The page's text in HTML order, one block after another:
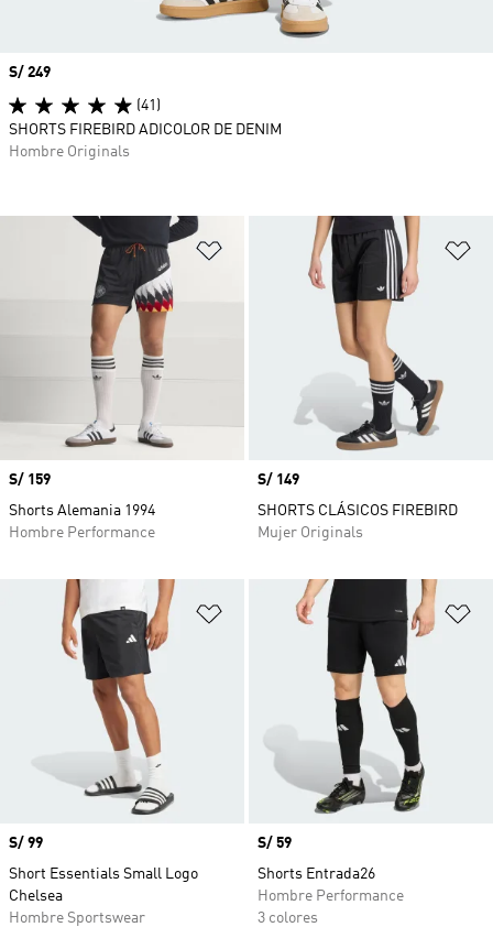
Añadir a la lista de deseos
Precio
S/ 159
Shorts Alemania 1994
Hombre Performance
Precio
S/ 149
SHORTS CLÁSICOS FIREBIRD
Mujer Originals
Añadir a la lista de deseos
Precio
S/ 99
Short Essentials Small Logo
Chelsea
Hombre Sportswear
Precio
S/ 59
Shorts Entrada26
Hombre Performance
3 colores
Precio
S/ 249
(41)
SHORTS FIREBIRD ADICOLOR DE DENIM
Hombre Originals